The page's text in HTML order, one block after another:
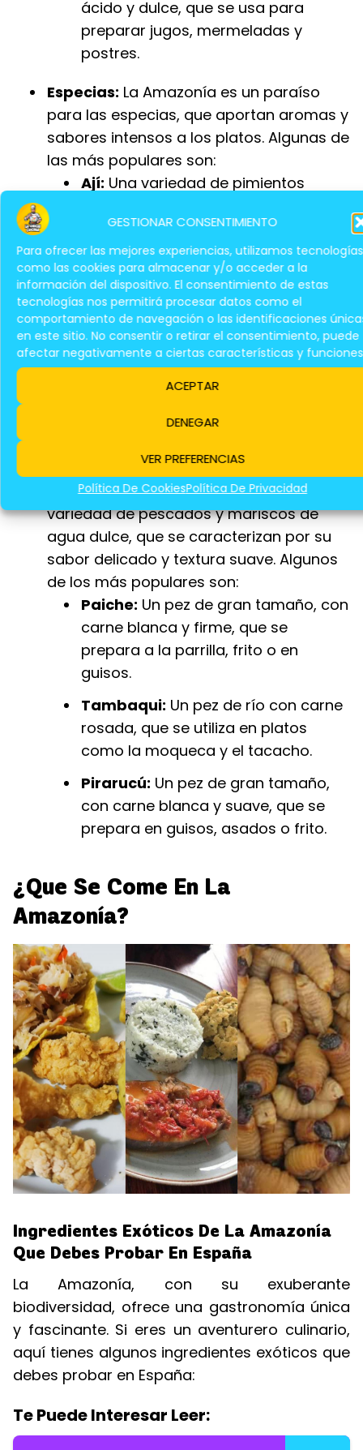
GESTIONAR CONSENTIMIENTO
Para ofrecer las mejores experiencias, utilizamos tecnologías
como las cookies para almacenar y/o acceder a la
información del dispositivo. El consentimiento de estas
tecnologías nos permitirá procesar datos como el
comportamiento de navegación o las identificaciones
en este sitio. No consentir o retirar el consentimiento, puede
afectar negativamente a ciertas características y
ACEPTAR
DENEGAR
VER PREFERENCIAS
Política De CookiesPolítica De Privacidad
ácido y dulce, que se usa para
preparar jugos, mermeladas y
postres.
Especias: La Amazonía es un paraíso
para las especias, que aportan aromas y
sabores intensos a los platos. Algunas de
las más populares son:
Ají: Una variedad de pimientos
intensidad, que se utilizan en salsas,
guisos y carnes.
Cúrcuma:Una especia con
propiedades antiinflamatorias, que
se utiliza en curry, arroces y salsas.
Jengibre: Una raíz con un sabor
picante y aromático, que se utiliza
Pescados y mariscos:Los ríos y lagos
de la Amazonía albergan una gran
variedad de pescados y mariscos de
agua dulce, que se caracterizan por su
sabor delicado y textura suave. Algunos
de los más populares son:
Paiche: Un pez de gran tamaño, con
carne blanca y firme, que se
prepara a la parrilla, frito o en
guisos.
Tambaqui: Un pez de río con carne
rosada, que se utiliza en platos
como la moqueca y el tacacho.
Pirarucú: Un pez de gran tamaño,
con carne blanca y suave, que se
prepara en guisos, asados o frito.
¿Que Se Come En La
Amazonía?
Ingredientes Exóticos De La Amazonía
Que Debes Probar En España
La Amazonía, con su exuberante
biodiversidad, ofrece una gastronomía única
y fascinante. Si eres un aventurero culinario,
aquí tienes algunos ingredientes exóticos que
debes probar en España:
Te Puede Interesar Leer: